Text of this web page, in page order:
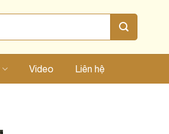
Video Liên hệ